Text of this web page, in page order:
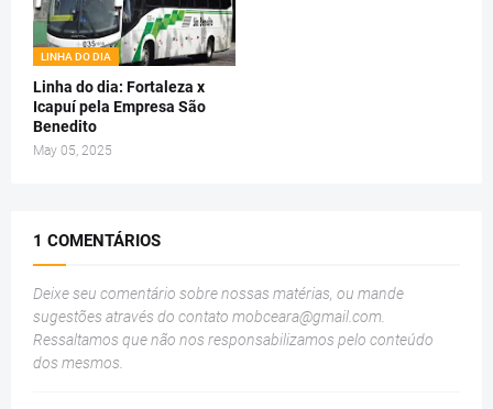
LINHA DO DIA
Linha do dia: Fortaleza x
Icapuí pela Empresa São
Benedito
May 05, 2025
1 COMENTÁRIOS
Deixe seu comentário sobre nossas matérias, ou mande
sugestões através do contato mobceara@gmail.com
Ressaltamos que não nos responsabilizamos pelo conteúdo
dos mesmos.